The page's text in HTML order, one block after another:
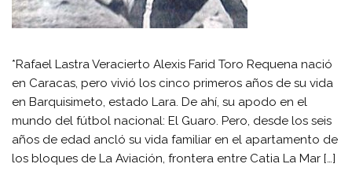
*Rafael Lastra Veracierto Alexis Farid Toro Requena nació
en Caracas, pero vivió los cinco primeros años de su vida
en Barquisimeto, estado Lara. De ahí, su apodo en el
mundo del fútbol nacional: El Guaro. Pero, desde los seis
años de edad ancló su vida familiar en el apartamento de
los bloques de La Aviación, frontera entre Catia La Mar […]